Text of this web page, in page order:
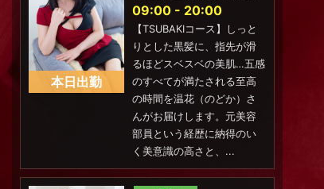
本日出勤
09:00 - 20:00
【TSUBAKIコース】しっと
りとした黒髪に、指先が滑
るほどスベスベの美肌…五感
のすべてが満たされる至高
の時間を温花（のどか）さ
んがお届けします。元美容
部員という経歴に納得のい
く美意識の高さと、...